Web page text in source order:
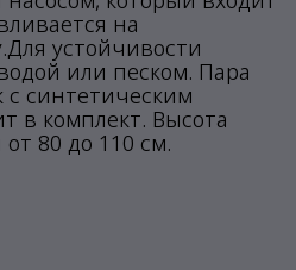
на
устойчивости
или песком. Пара
с синтетическим
в комплект. Высота
от 80 до 110 см.